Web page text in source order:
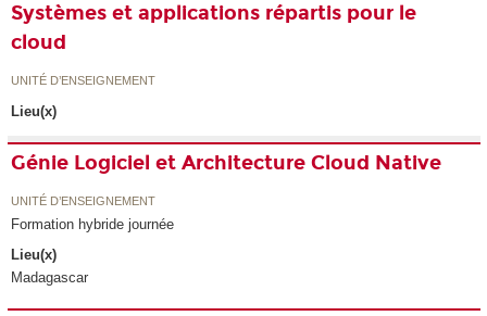
Systèmes et applications répartis pour le
cloud
UNITÉ D’ENSEIGNEMENT
Lieu(x)
Génie Logiciel et Architecture Cloud Native
UNITÉ D’ENSEIGNEMENT
Formation hybride journée
Lieu(x)
Madagascar